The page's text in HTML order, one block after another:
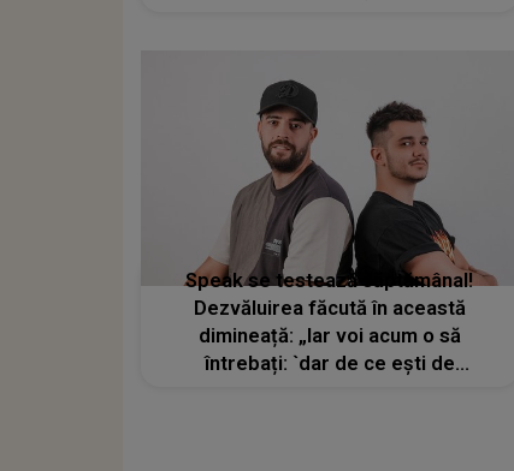
Speak se testează săptămânal!
Dezvăluirea făcută în această
dimineață: „Iar voi acum o să
întrebați: `dar de ce ești de